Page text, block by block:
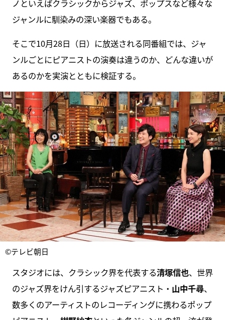
ノといえばクラシックからジャズ、ポップスなど様々な
ジャンルに馴染みの深い楽器でもある。
そこで10月28日（日）に放送される同番組では、ジャ
ンルごとにピアニストの演奏は違うのか、どんな違いが
あるのかを実演とともに検証する。
©テレビ朝日
スタジオには、クラシック界を代表する清塚信也、世界
のジャズ界をけん引するジャズピアニスト・ 山中千尋、
数多くのアーティストのレコーディングに携わるポップ